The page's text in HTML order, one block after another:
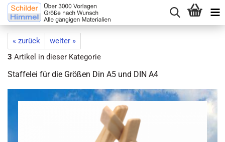
« zurück
weiter »
3 Artikel in dieser Kategorie
Staffelei für die Größen Din A5 und DIN A4